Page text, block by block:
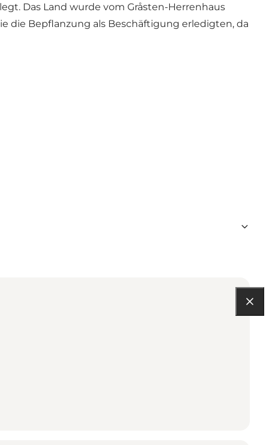
Das Land wurde vom Gråsten-Herrenhaus
die Bepflanzung als Beschäftigung erledigten, da